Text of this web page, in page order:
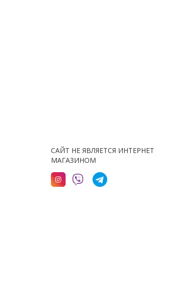
САЙТ НЕ ЯВЛЯЕТСЯ ИНТЕРНЕТ
МАГАЗИНОМ